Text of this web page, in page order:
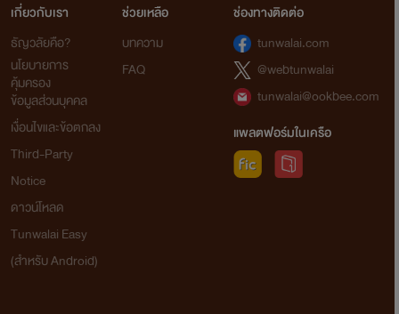
เกี่ยวกับเรา
ธัญวลัยคือ?
นโยบายการ
คุ้มครอง
ข้อมูลส่วนบุคคล
เงื่อนไขและข้อตกลง
Third-Party
Notice
ดาวน์โหลด
Tunwalai Easy
(สำหรับ Android)
ช่วยเหลือ
บทความ
FAQ
ช่องทางติดต่อ
tunwalai.com
@webtunwalai
tunwalai@ookbee.com
แพลตฟอร์มในเครือ